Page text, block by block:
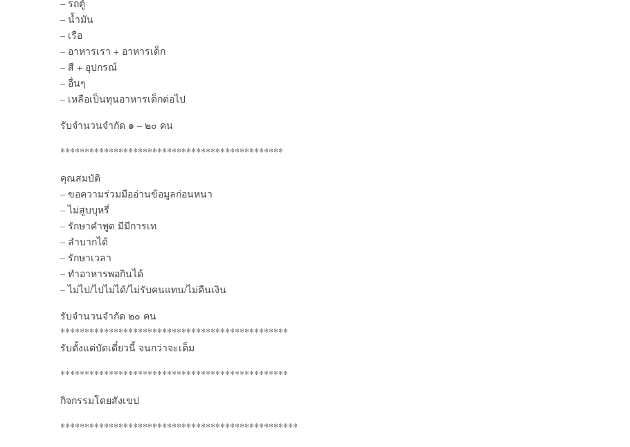
– รถตู้
– น้ำมัน
– เรือ
– อาหารเรา + อาหารเด็ก
– สี + อุปกรณ์
– อื่นๆ
– เหลือเป็นทุนอาหารเด็กต่อไป
รับจำนวนจำกัด ๑ – ๒๐ คน
**********************************************
คุณสมบัติ
– ขอความร่วมมืออ่านข้อมูลก่อนหนา
– ไม่สูบบุหรี่
– รักษาคำพูด มีมีการเท
– ลำบากได้
– รักษาเวลา
– ทำอาหารพอกินได้
– ไม่ไป/ไปไม่ได้/ไม่รับคนแทน/ไม่คืนเงิน
รับจำนวนจำกัด ๒๐ คน
***********************************************
รับตั้งแต่บัดเดี๋ยวนี้ จนกว่าจะเต็ม
***********************************************
กิจกรรมโดยสังเขป
*************************************************